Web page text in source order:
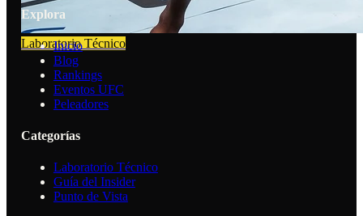
Laboratorio Técnico
Explora
Inicio
Blog
Rankings
Eventos UFC
Peleadores
Categorías
Laboratorio Técnico
Guía del Insider
Punto de Vista